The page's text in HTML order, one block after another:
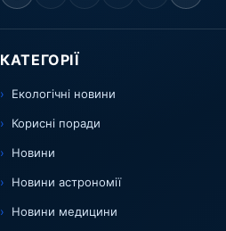
КАТЕГОРІЇ
Екологічні новини
Корисні поради
Новини
Новини астрономії
Новини медицини